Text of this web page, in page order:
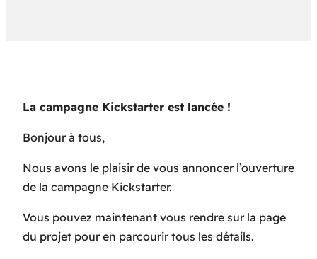
La campagne Kickstarter est lancée !
Bonjour à tous,
Nous avons le plaisir de vous annoncer l’ouverture
de la campagne Kickstarter.
Vous pouvez maintenant vous rendre sur la page
du projet pour en parcourir tous les détails.